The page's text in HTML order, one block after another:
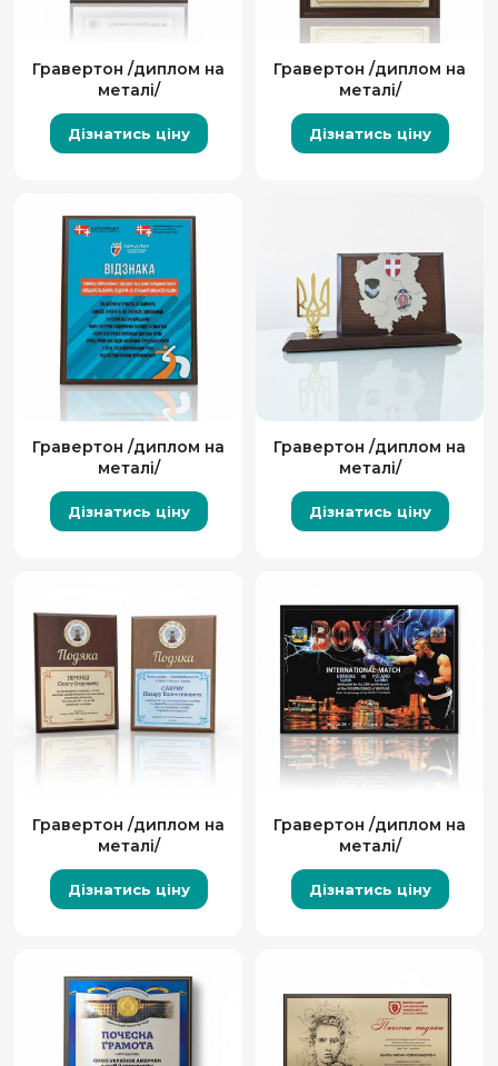
Гравертон /диплом на
металі/
Дізнатись ціну
Гравертон /диплом на
металі/
Дізнатись ціну
Гравертон /диплом на
металі/
Дізнатись ціну
Гравертон /диплом на
металі/
Дізнатись ціну
Гравертон /диплом на
металі/
Дізнатись ціну
Гравертон /диплом на
металі/
Дізнатись ціну